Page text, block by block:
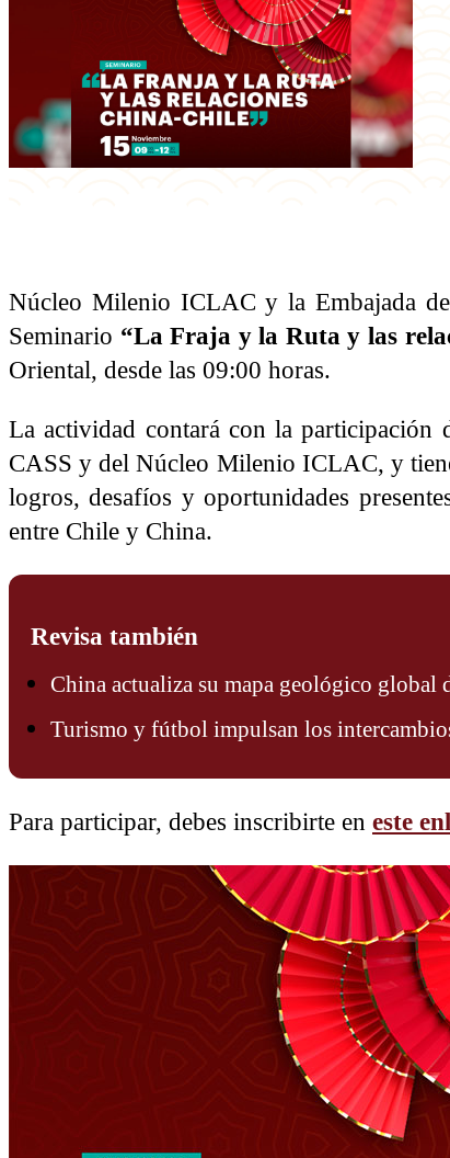
Núcleo Milenio ICLAC y la Embajada
Seminario “La Fraja y la Ruta y las
Oriental, desde las 09:00 horas.
La actividad contará con la
CASS y del Núcleo Milenio ICLAC, y
logros, desafíos y oportunidades
entre Chile y China.
Revisa también
China actualiza su mapa geológico global
Turismo y fútbol impulsan los
Para participar, debes inscribirte en este